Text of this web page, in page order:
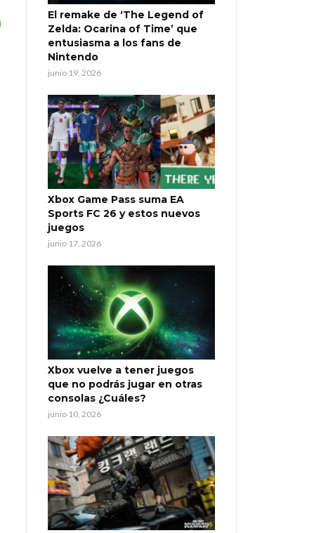
El remake de ‘The Legend of
Zelda: Ocarina of Time’ que
entusiasma a los fans de
Nintendo
junio 19, 2026
Xbox Game Pass suma EA
Sports FC 26 y estos nuevos
juegos
junio 17, 2026
Xbox vuelve a tener juegos
que no podrás jugar en otras
consolas ¿Cuáles?
junio 10, 2026